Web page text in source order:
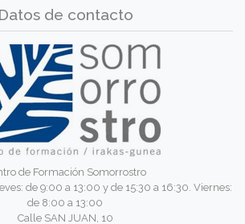
Datos de contacto
de Formación Somorrostro
de 9:00 a 13:00 y de 15:30 a 16:30. Viernes:
de 8:00 a 13:00
Calle SAN JUAN, 10